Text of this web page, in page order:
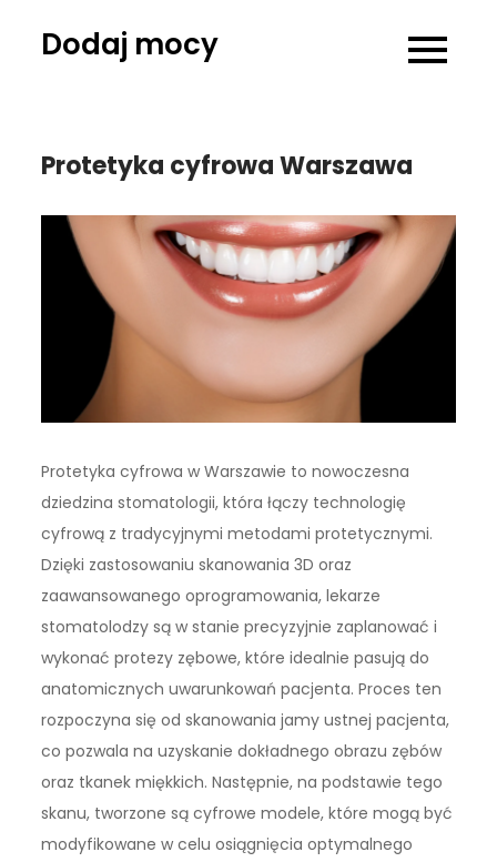
Dodaj mocy
Protetyka cyfrowa Warszawa
Protetyka cyfrowa w Warszawie to nowoczesna
dziedzina stomatologii, która łączy technologię
cyfrową z tradycyjnymi metodami protetycznymi.
Dzięki zastosowaniu skanowania 3D oraz
zaawansowanego oprogramowania, lekarze
stomatolodzy są w stanie precyzyjnie zaplanować i
wykonać protezy zębowe, które idealnie pasują do
anatomicznych uwarunkowań pacjenta. Proces ten
rozpoczyna się od skanowania jamy ustnej pacjenta,
co pozwala na uzyskanie dokładnego obrazu zębów
oraz tkanek miękkich. Następnie, na podstawie tego
skanu, tworzone są cyfrowe modele, które mogą być
modyfikowane w celu osiągnięcia optymalnego